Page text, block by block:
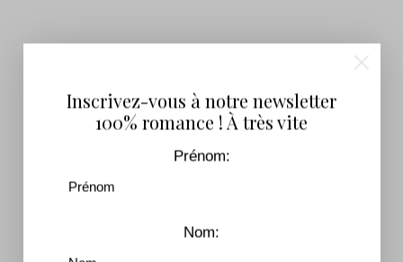
Inscrivez-vous à notre newsletter
100% romance ! À très vite
Prénom:
Nom: